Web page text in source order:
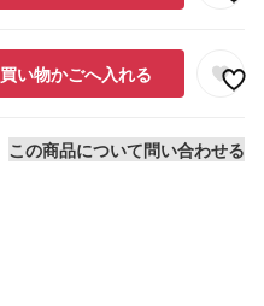
買い物かごへ入れる
この商品について問い合わせる